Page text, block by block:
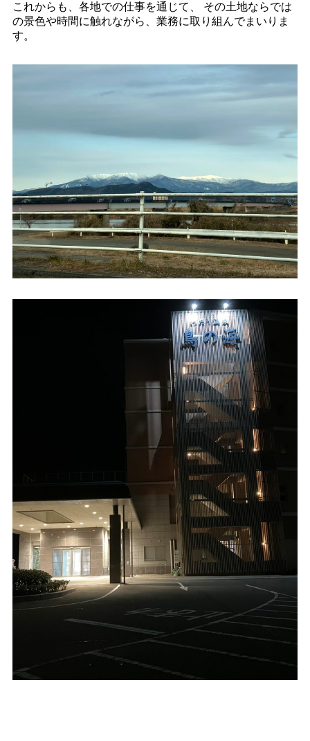
これからも、各地での仕事を通じて、 その土地ならでは
の景色や時間に触れながら、業務に取り組んでまいりま
す。